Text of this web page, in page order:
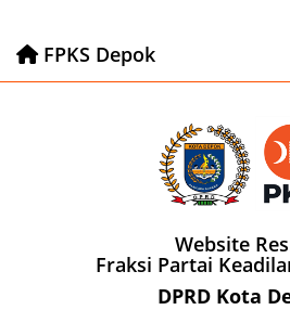
FPKS Depok
Website
Fraksi Partai
DPRD Kota